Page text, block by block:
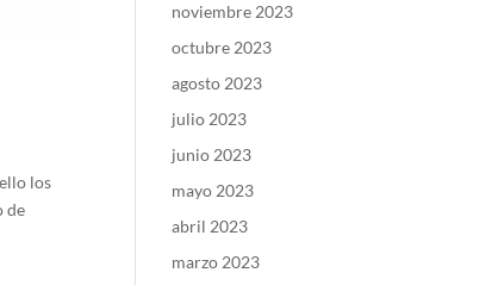
los
de
noviembre 2023
octubre 2023
agosto 2023
julio 2023
junio 2023
mayo 2023
abril 2023
marzo 2023